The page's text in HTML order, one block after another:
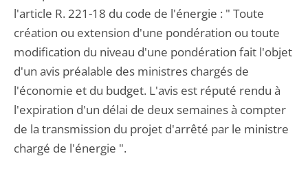
l'article R. 221-18 du code de l'énergie : " Toute
création ou extension d'une pondération ou toute
modification du niveau d'une pondération fait l'objet
d'un avis préalable des ministres chargés de
l'économie et du budget. L'avis est réputé rendu à
l'expiration d'un délai de deux semaines à compter
de la transmission du projet d'arrêté par le ministre
chargé de l'énergie ".